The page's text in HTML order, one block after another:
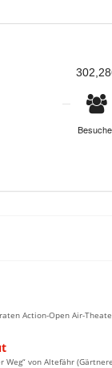
Action-Open Air-
von Altefähr